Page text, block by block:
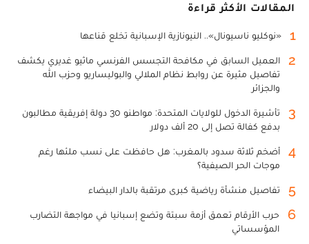
المقالات الأكثر قراءة
1 «نوكليو ناسيونال».. النيونازية الإسبانية تخلع قناعها
2
العميل السابق في مكافحة التجسس الفرنسي ماثيو غديري يكشف
تفاصيل مثيرة عن روابط نظام الملالي والبوليساريو وحزب الله
والجزائر
3
تأشيرة الدخول للولايات المتحدة: مواطنو 30 دولة إفريقية مطالبون
بدفع كفالة تصل إلى 20 ألف دولار
4
أضخم ثلاثة سدود بالمغرب: هل حافظت على نسب ملئها رغم
موجات الحر الصيفية؟
5 تفاصيل منشأة رياضية كبرى مرتقبة بالدار البيضاء
6
حرب الأرقام تعمق أزمة سبتة وتضع إسبانيا في مواجهة التضارب
المؤسساتي